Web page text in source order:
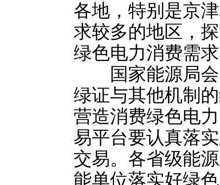
各地，特别是京
求较多的地区，
绿色电力消费需
国家能源局会
绿证与其他机制
营造消费绿色电
易平台要认真落
交易。各省级能
能单位落实好绿